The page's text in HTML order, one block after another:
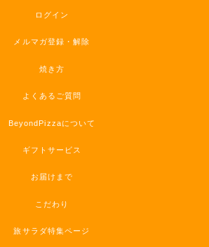
ログイン
メルマガ登録・解除
焼き方
よくあるご質問
BeyondPizzaについて
ギフトサービス
お届けまで
こだわり
旅サラダ特集ページ